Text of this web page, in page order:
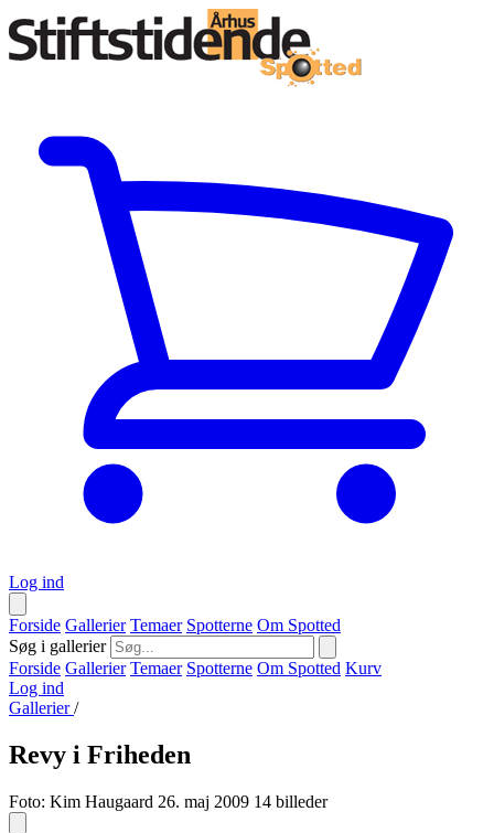
Log ind
Forside Gallerier Temaer Spotterne Om Spotted
Søg i gallerier
Forside Gallerier Temaer Spotterne Om Spotted Kurv
Log ind
Gallerier/
Revy i Friheden
Foto: Kim Haugaard 26. maj 2009 14 billeder